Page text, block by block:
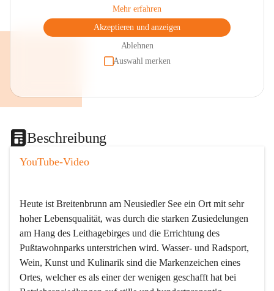
Mehr erfahren
Akzeptieren und anzeigen
Ablehnen
Auswahl merken
Beschreibung
YouTube-Video
Heute ist Breitenbrunn am Neusiedler See ein Ort mit sehr
hoher Lebensqualität, was durch die starken Zusiedelungen
am Hang des Leithagebirges und die Errichtung des
Pußtawohnparks unterstrichen wird. Wasser- und Radsport,
Wein, Kunst und Kulinarik sind die Markenzeichen eines
Ortes, welcher es als einer der wenigen geschafft hat bei